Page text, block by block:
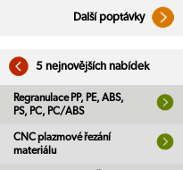
Další poptávky
5 nejnovějších nabídek
Regranulace PP, PE, ABS,
PS, PC, PC/ABS
CNC plazmové řezání
materiálu